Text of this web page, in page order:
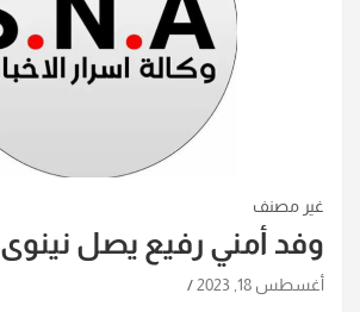
غير مصنف
وفد أمني رفيع يصل نينوى
أغسطس 18, 2023